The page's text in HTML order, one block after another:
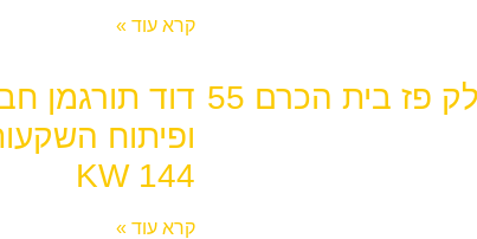
קרא עוד »
תחנת דלק פז בית הכרם 55 דוד תורגמן
ופיתוח
144 KW
קרא עוד »